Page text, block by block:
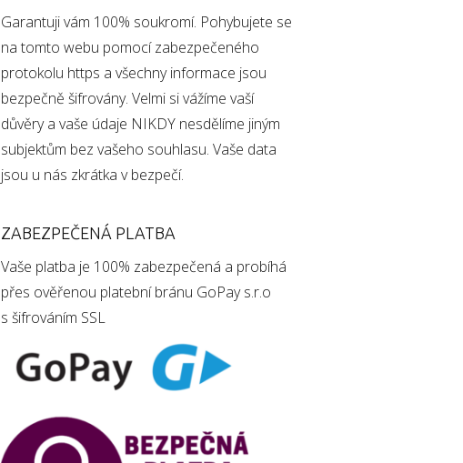
Garantuji vám 100% soukromí. Pohybujete se
na tomto webu pomocí zabezpečeného
protokolu https a všechny informace jsou
bezpečně šifrovány. Velmi si vážíme vaší
důvěry a vaše údaje NIKDY nesdělíme jiným
subjektům bez vašeho souhlasu. Vaše data
jsou u nás zkrátka v bezpečí.
ZABEZPEČENÁ PLATBA
Vaše platba je 100% zabezpečená a probíhá
přes ověřenou platební bránu GoPay s.r.o
s šifrováním SSL